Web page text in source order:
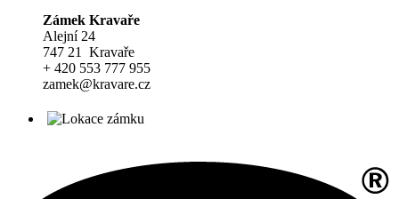
Zámek Kravaře
Alejní 24
747 21 Kravaře
+ 420 553 777 955
zamek@kravare.cz